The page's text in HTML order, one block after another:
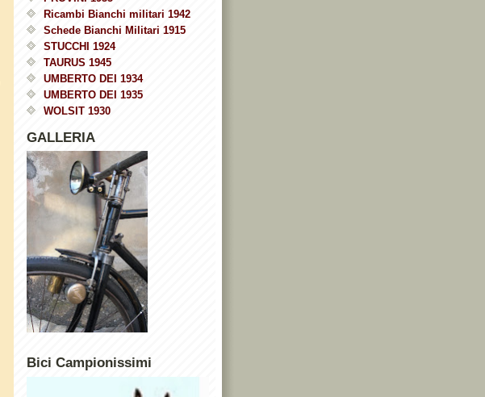
Ricambi Bianchi militari 1942
Schede Bianchi Militari 1915
STUCCHI 1924
TAURUS 1945
UMBERTO DEI 1934
UMBERTO DEI 1935
WOLSIT 1930
GALLERIA
Bici Campionissimi